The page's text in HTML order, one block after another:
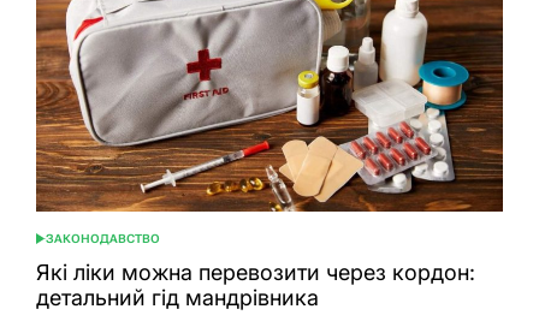
ОПУБЛІКУВАТИ
У
ЗАКОНОДАВСТВО
Які ліки можна перевозити через кордон:
детальний гід мандрівника